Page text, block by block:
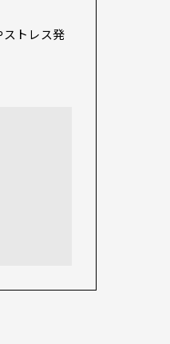
ストレス発